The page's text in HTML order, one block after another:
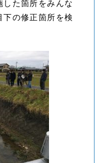
した箇所をみんな
下の修正箇所を検